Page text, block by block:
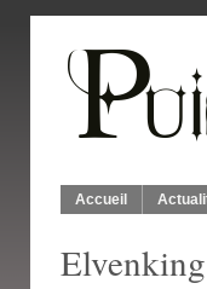
Accueil